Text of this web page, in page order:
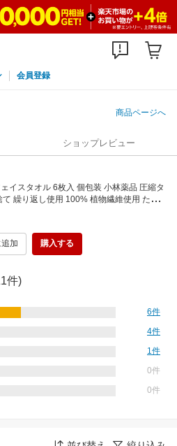
会員登録
商品ページへ
ショップレビュー
ェイスタオル 6枚入 個包装 小林薬品 圧縮タ
て 繰り返し使用 100% 植物繊維使用 たっ
感触 介護 防災 旅行 出張 掃除 非常用 アウ
加 購入する
件)
6件
4件
1件
0件
0件